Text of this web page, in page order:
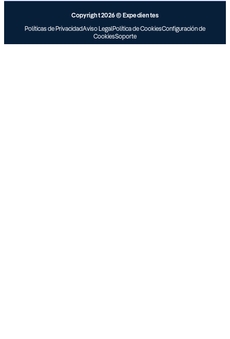
Copyright 2026 © Expedientes
Políticas de PrivacidadAviso LegalPolítica de CookiesConfiguración de
CookiesSoporte